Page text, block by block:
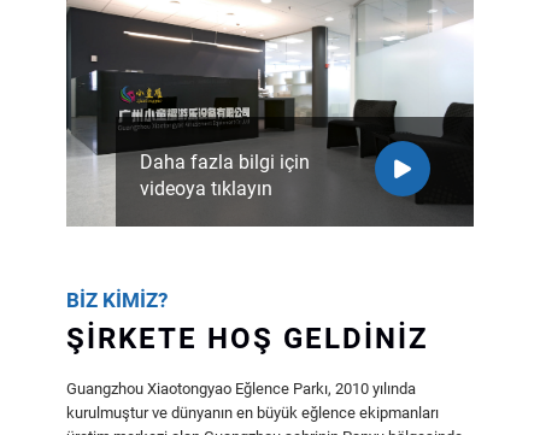
Daha fazla bilgi için
videoya tıklayın
BIZ KIMIZ?
ŞİRKETE HOŞ GELDİNİZ
Guangzhou Xiaotongyao Eğlence Parkı, 2010 yılında
kurulmuştur ve dünyanın en büyük eğlence ekipmanları